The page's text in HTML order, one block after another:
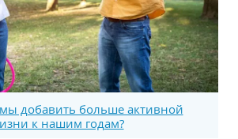
добавить больше активной
к нашим годам?